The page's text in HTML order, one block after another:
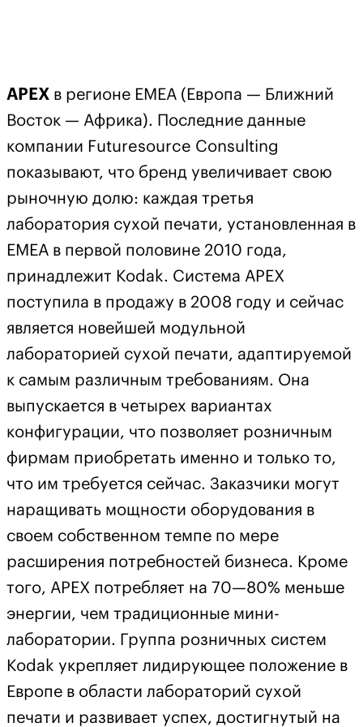
АРЕХ в регионе ЕМЕА (Европа — Ближний
Восток — Африка). Последние данные
компании Futuresource Consulting
показывают, что бренд увеличивает свою
рыночную долю: каждая третья
лаборатория сухой печати, установленная в
ЕМЕА в первой половине 2010 года,
принадлежит Kodak. Система АРЕХ
поступила в продажу в 2008 году и сейчас
является новейшей модульной
лабораторией сухой печати, адаптируемой
к самым различным требованиям. Она
выпускается в четырех вариантах
конфигурации, что позволяет розничным
фирмам приобретать именно и только то,
что им требуется сейчас. Заказчики могут
наращивать мощности оборудования в
своем собственном темпе по мере
расширения потребностей бизнеса. Кроме
того, АРЕХ потребляет на 70—80% меньше
энергии, чем традиционные мини-
лаборатории. Группа розничных систем
Kodak укрепляет лидирующее положение в
Европе в области лабораторий сухой
печати и развивает успех, достигнутый на